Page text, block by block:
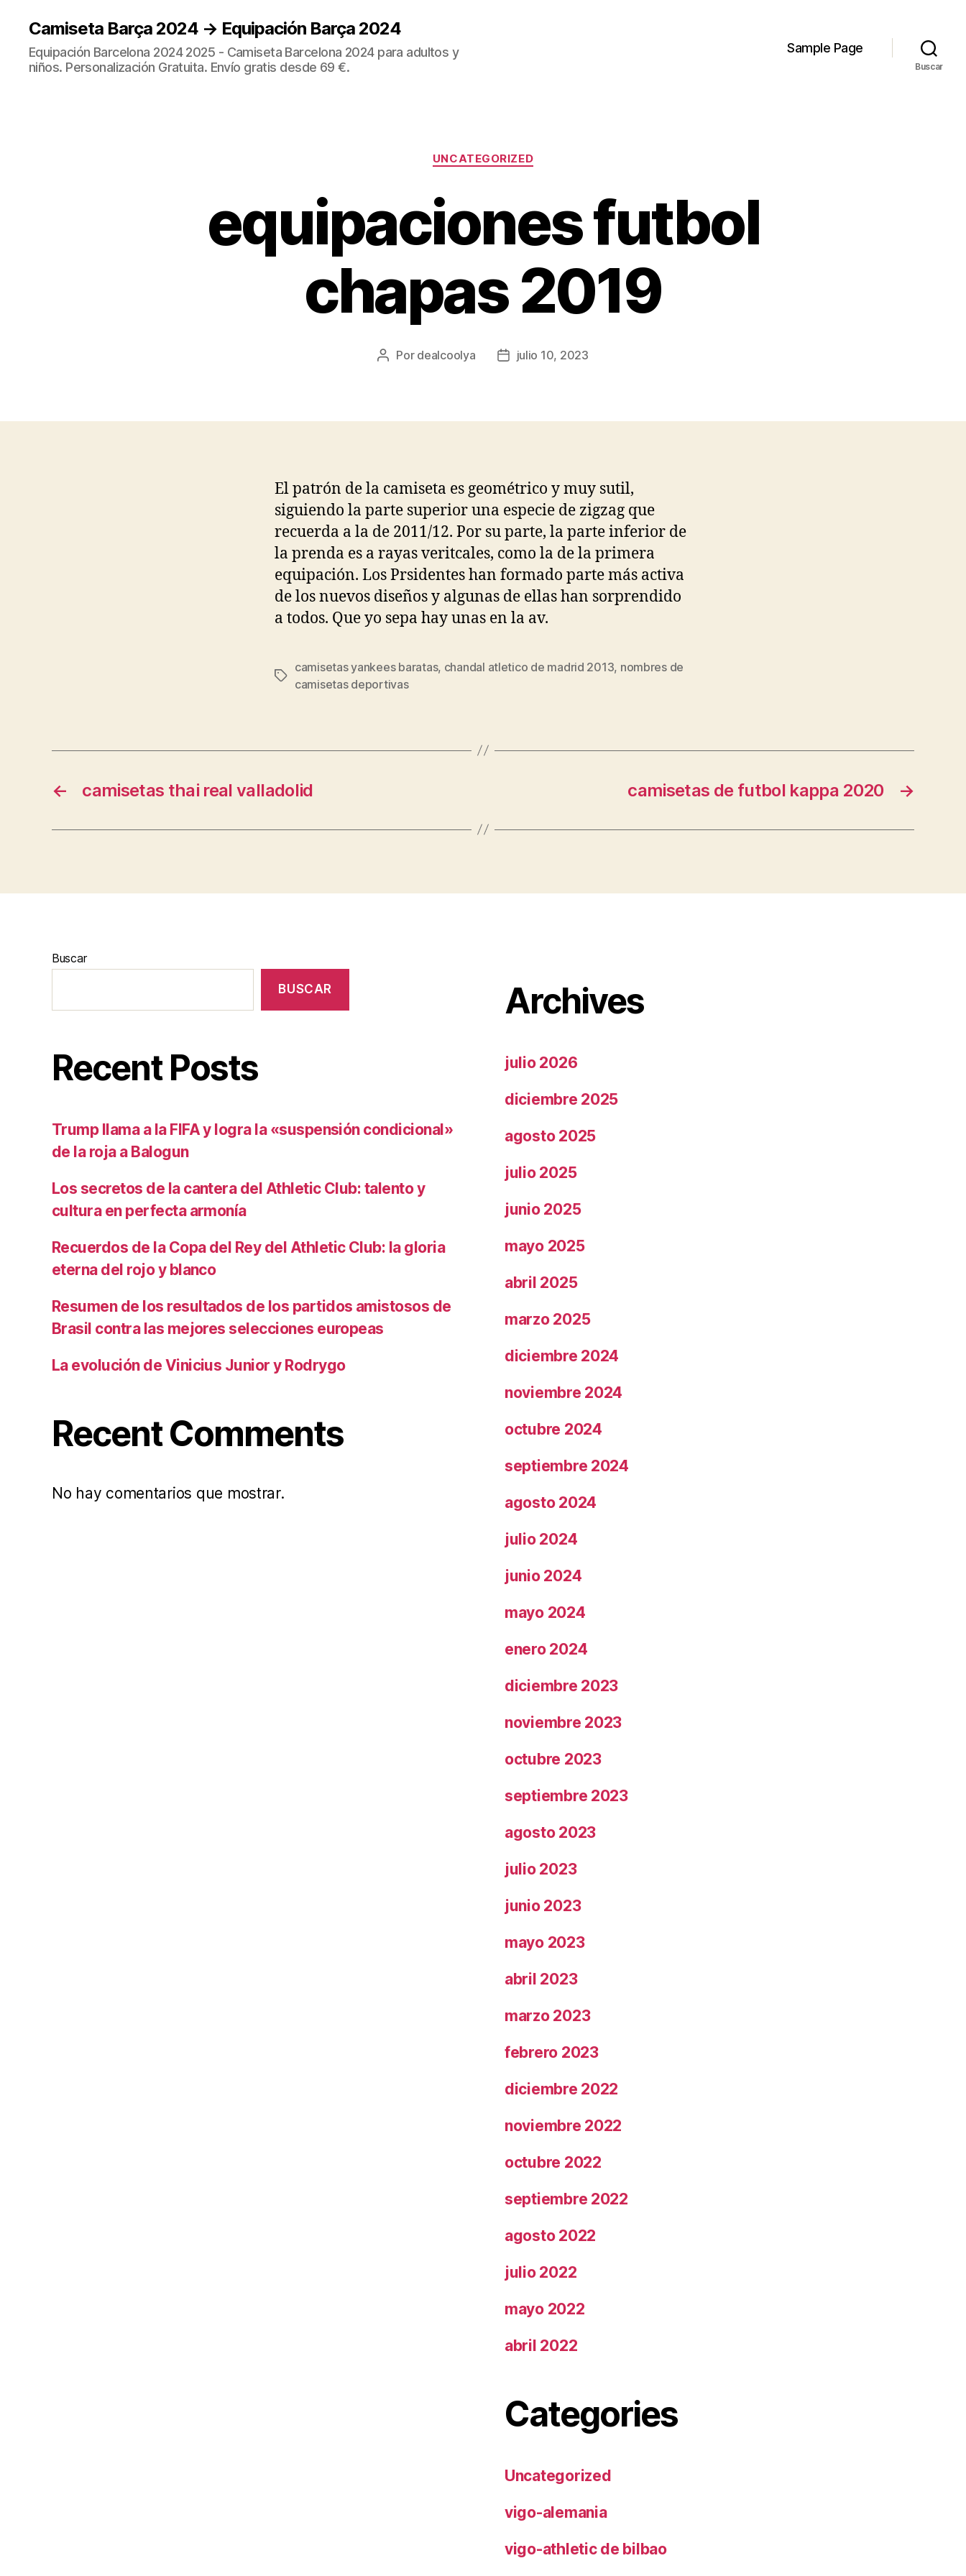
Camiseta Barça 2024 → Equipación Barça 2024
Equipación Barcelona 2024 2025 - Camiseta Barcelona 2024 para adultos y
niños. Personalización Gratuita. Envío gratis desde 69 €.
Sample Page
Buscar
Categorías
UNCATEGORIZED
equipaciones futbol
chapas 2019
Autor
Por dealcoolya
Fechajulio 10, 2023
El patrón de la camiseta es geométrico y muy sutil,
siguiendo la parte superior una especie de zigzag que
recuerda a la de 2011/12. Por su parte, la parte inferior de
la prenda es a rayas veritcales, como la de la primera
equipación. Los Prsidentes han formado parte más activa
de los nuevos diseños y algunas de ellas han sorprendido
a todos. Que yo sepa hay unas en la av.
Etiquetas
camisetas yankees baratas, chandal atletico de madrid 2013, nombres de
camisetas deportivas
← camisetas thai real valladolid →
camisetas de futbol kappa 2020
Buscar
BUSCAR
Recent Posts
Trump llama a la FIFA y logra la «suspensión condicional»
de la roja a Balogun
Los secretos de la cantera del Athletic Club: talento y
cultura en perfecta armonía
Recuerdos de la Copa del Rey del Athletic Club: la gloria
eterna del rojo y blanco
Resumen de los resultados de los partidos amistosos de
Brasil contra las mejores selecciones europeas
La evolución de Vinicius Junior y Rodrygo
Recent Comments
No hay comentarios que mostrar.
Archives
julio 2026
diciembre 2025
agosto 2025
julio 2025
junio 2025
mayo 2025
abril 2025
marzo 2025
diciembre 2024
noviembre 2024
octubre 2024
septiembre 2024
agosto 2024
julio 2024
junio 2024
mayo 2024
enero 2024
diciembre 2023
noviembre 2023
octubre 2023
septiembre 2023
agosto 2023
julio 2023
junio 2023
mayo 2023
abril 2023
marzo 2023
febrero 2023
diciembre 2022
noviembre 2022
octubre 2022
septiembre 2022
agosto 2022
julio 2022
mayo 2022
abril 2022
Categories
Uncategorized
vigo-alemania
vigo-athletic de bilbao